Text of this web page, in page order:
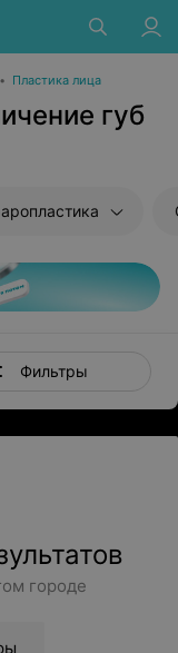
• Пластика лица
губ
Фильтры
городе